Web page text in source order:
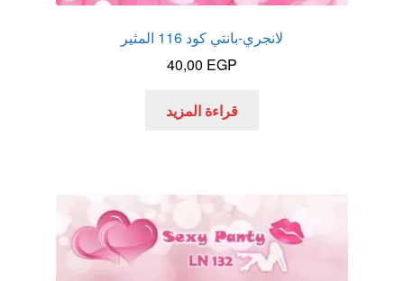
لانجري-بانتي كود 116 المثير
40,00 EGP
قراءة المزيد